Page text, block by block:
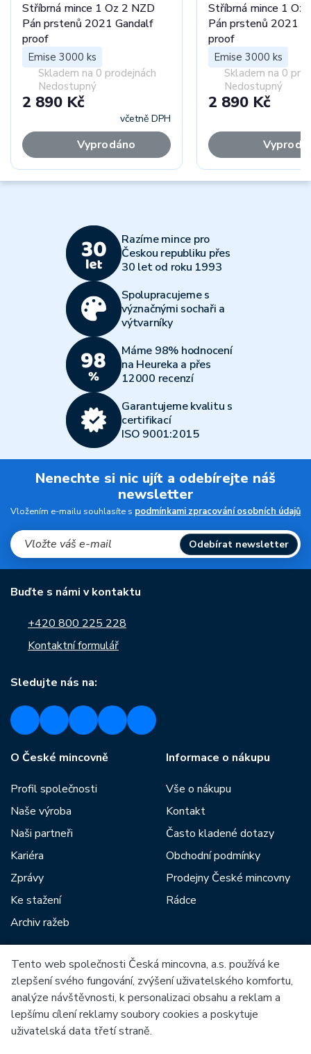
Stříbrná mince 1 Oz 2 NZD
Pán prstenů 2021 Gandalf
proof
Emise 3000 ks
Skladem na 0 prodejnách
Nedostupný
2 890 Kč
včetně DPH
Vyprodáno
Stříbrná mince 1 Oz
Pán prstenů 2021
proof
Emise 3000 ks
Skladem na 0
Nedostupný
2 890 Kč
Razíme mince pro
Českou republiku přes
30 let od roku 1993
Spolupracujeme s
význačnými sochaři a
výtvarníky
Máme 98% hodnocení
na Heureka a přes
12000 recenzí
Garantujeme kvalitu s
certifikací
ISO 9001:2015
Nenechte si nic ujít a odebírejte náš
newsletter
Vložením e-mailu souhlasíte s podmínkami zpracování osobních údajů
Odebírat newsletter
Buďte s námi v kontaktu
+420 800 225 228
Kontaktní formulář
Sledujte nás na:
O České mincovně
Profil společnosti
Naše výroba
Naši partneři
Kariéra
Zprávy
Ke stažení
Archiv ražeb
Informace o nákupu
Vše o nákupu
Kontakt
Často kladené dotazy
Obchodní podmínky
Prodejny České mincovny
Rádce
Mezi naše partnery patří:
Tento web společnosti Česká mincovna, a.s. používá ke
zlepšení svého fungování, zvýšení uživatelského komfortu,
analýze návštěvnosti, k personalizaci obsahu a reklam a
lepšímu cílení reklamy soubory cookies a poskytuje
uživatelská data třetí straně.